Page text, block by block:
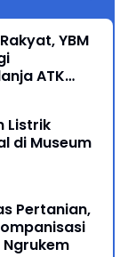
YBM
ATK
Listrik
di Museum
Pertanian,
Ngrukem